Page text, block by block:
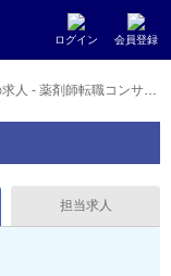
ログイン 会員登録
コンサルタント 川股 拓司 のメッセージ
担当求人